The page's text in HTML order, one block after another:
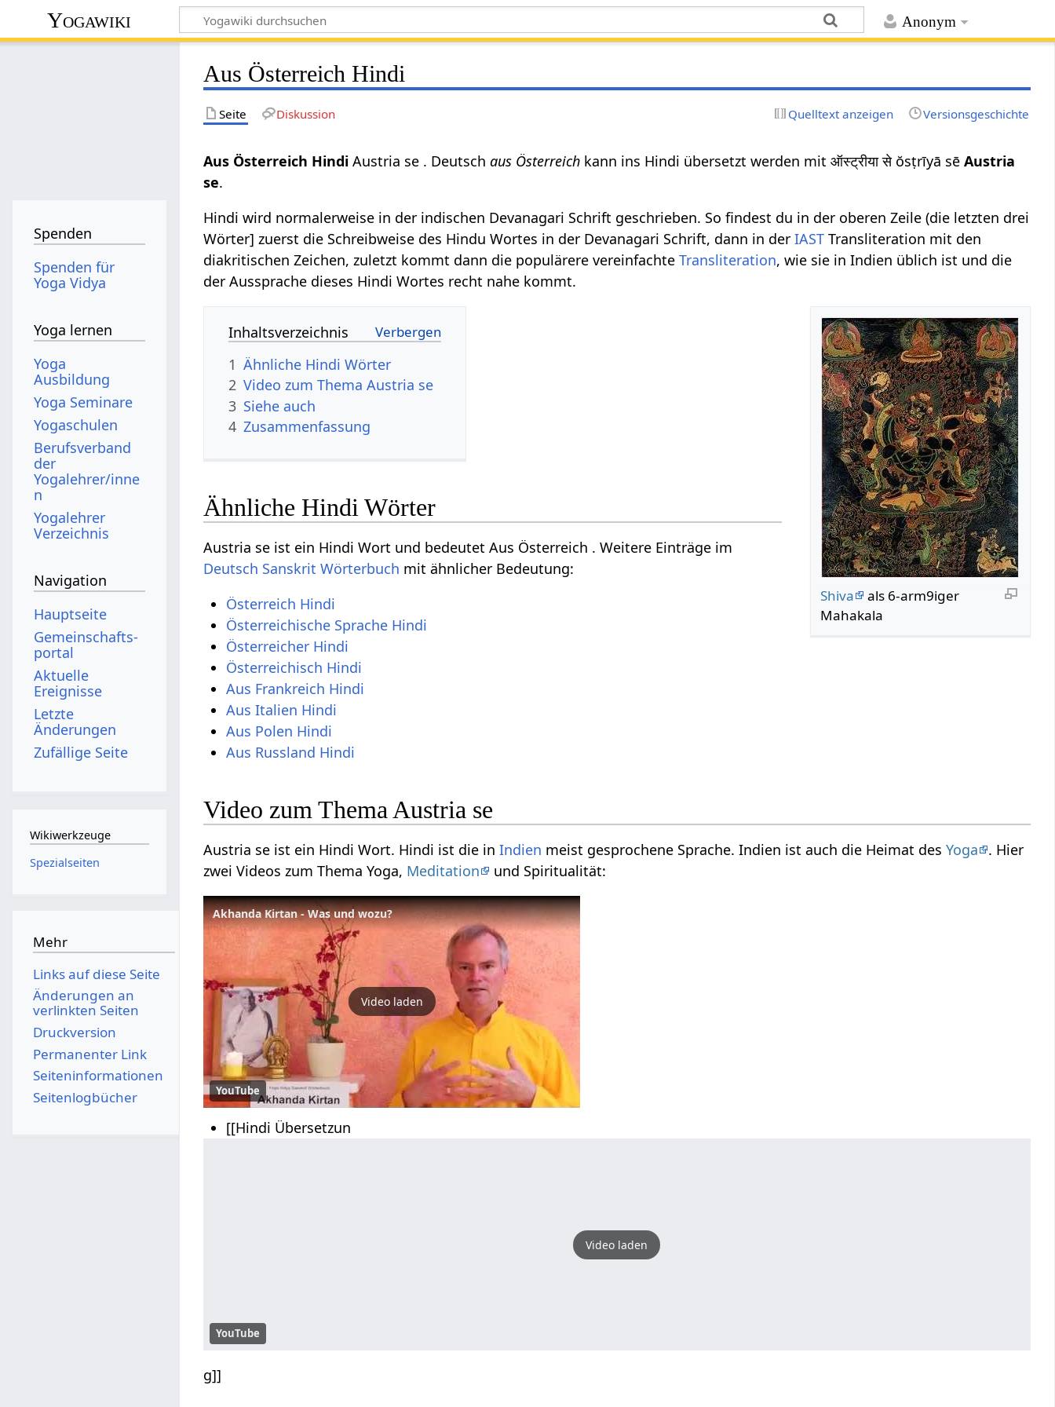
Anonym
Yogawiki
Aus Österreich Hindi
Seite Diskussion Quelltext anzeigen Versionsgeschichte
Aus Österreich Hindi Austria se . Deutschaus Österreich kann ins Hindi übersetzt werden mit ऑस्ट्रीया से ŏsṭrīyā sēAustria
se.
Hindi wird normalerweise in der indischen Devanagari Schrift geschrieben. So findest du in der oberen Zeile (die letzten drei
Wörter] zuerst die Schreibweise des Hindu Wortes in der Devanagari Schrift, dann in derIAST Transliteration mit den
diakritischen Zeichen, zuletzt kommt dann die populärere vereinfachteTransliteration, wie sie in Indien üblich ist und die
der Aussprache dieses Hindi Wortes recht nahe kommt.
Shiva
als 6-arm9iger
Mahakala
Inhaltsverzeichnis
1 Ähnliche Hindi Wörter
2 Video zum Thema Austria se
3 Siehe auch
4 Zusammenfassung
Ähnliche Hindi Wörter
Austria se ist ein Hindi Wort und bedeutet Aus Österreich . Weitere Einträge im
Deutsch Sanskrit Wörterbuch mit ähnlicher Bedeutung:
Österreich Hindi
Österreichische Sprache Hindi
Österreicher Hindi
Österreichisch Hindi
Aus Frankreich Hindi
Aus Italien Hindi
Aus Polen Hindi
Aus Russland Hindi
Video zum Thema Austria se
Austria se ist ein Hindi Wort. Hindi ist die inIndien meist gesprochene Sprache. Indien ist auch die Heimat desYoga
. Hier
zwei Videos zum Thema Yoga, Meditation und Spiritualität:
Akhanda Kirtan - Was und wozu?
Video laden
YouTube
[[Hindi Übersetzun
Video laden
YouTube
g]]
Spenden
Spenden für
Yoga Vidya
Yoga lernen
Yoga
Ausbildung
Yoga Seminare
Yogaschulen
Berufsverband
der
Yogalehrer/inne
n
Yogalehrer
Verzeichnis
Navigation
Hauptseite
Gemeinschafts­
portal
Aktuelle
Ereignisse
Letzte
Änderungen
Zufällige Seite
Wikiwerkzeuge
Spezialseiten
Mehr
Links auf diese Seite
Änderungen an
verlinkten Seiten
Druckversion
Permanenter Link
Seiten­­informationen
Seitenlogbücher